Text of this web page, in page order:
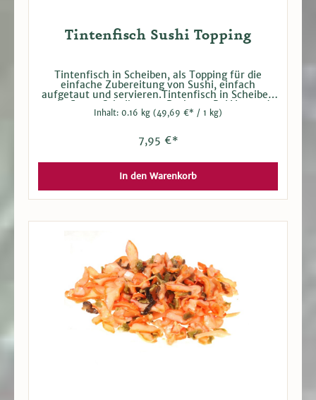
Tintenfisch Sushi Topping
Tintenfisch in Scheiben, als Topping für die
einfache Zubereitung von Sushi, einfach
aufgetaut und servieren.Tintenfisch in Scheiben
roh. Ca. 20 Scheiben pro Packung. Bei Versand
tiefgefroren. Hersteller: Kagerer & Co. GmbH
Inhalt: 0.16 kg (49,69 €* / 1 kg)
7,95 €*
In den Warenkorb